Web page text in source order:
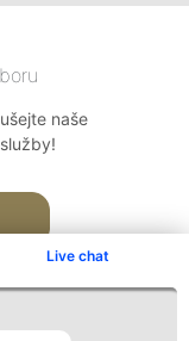
Live chat
naše